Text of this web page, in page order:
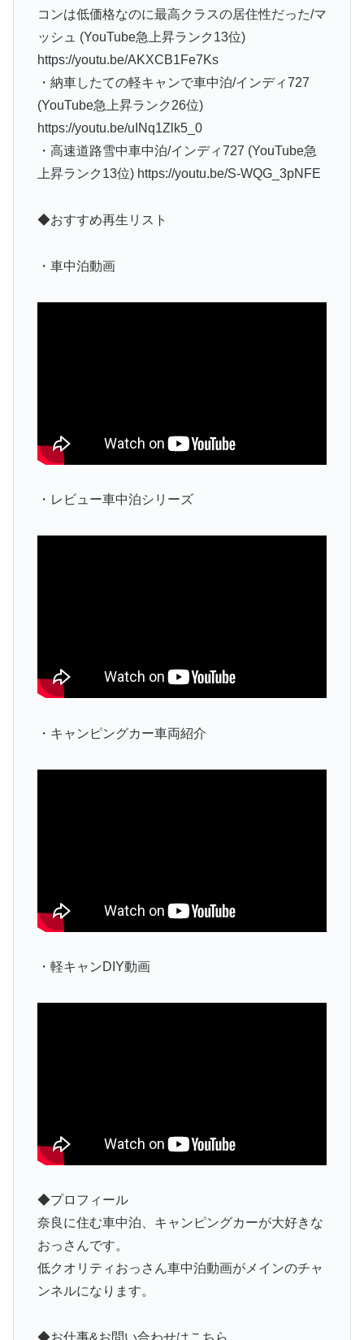
コンは低価格なのに最高クラスの居住性だった/マ
ッシュ (YouTube急上昇ランク13位)
https://youtu.be/AKXCB1Fe7Ks
・納車したての軽キャンで車中泊/インディ727
(YouTube急上昇ランク26位)
https://youtu.be/uINq1Zlk5_0
・高速道路雪中車中泊/インディ727 (YouTube急
上昇ランク13位) https://youtu.be/S-WQG_3pNFE
◆おすすめ再生リスト
・車中泊動画
・レビュー車中泊シリーズ
・キャンピングカー車両紹介
・軽キャンDIY動画
◆プロフィール
奈良に住む車中泊、キャンピングカーが大好きな
おっさんです。
低クオリティおっさん車中泊動画がメインのチャ
ンネルになります。
◆お仕事&お問い合わせはこちら